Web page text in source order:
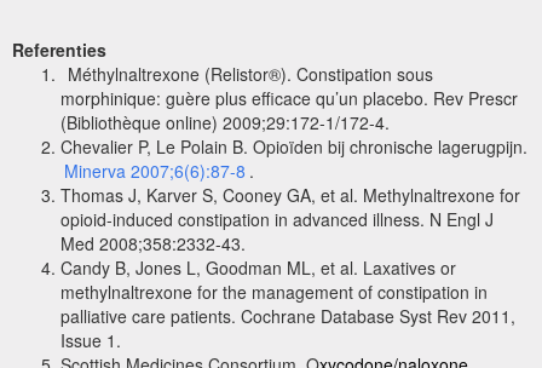
Referenties
Méthylnaltrexone (Relistor®). Constipation sous
morphinique: guère plus efficace qu’un placebo. Rev Prescr
(Bibliothèque online) 2009;29:172-1/172-4.
Chevalier P, Le Polain B. Opioïden bij chronische lagerugpijn.
Minerva 2007;6(6):87-8 .
Thomas J, Karver S, Cooney GA, et al. Methylnaltrexone for
opioid-induced constipation in advanced illness. N Engl J
Med 2008;358:2332-43.
Candy B, Jones L, Goodman ML, et al. Laxatives or
methylnaltrexone for the management of constipation in
palliative care patients. Cochrane Database Syst Rev 2011,
Issue 1.